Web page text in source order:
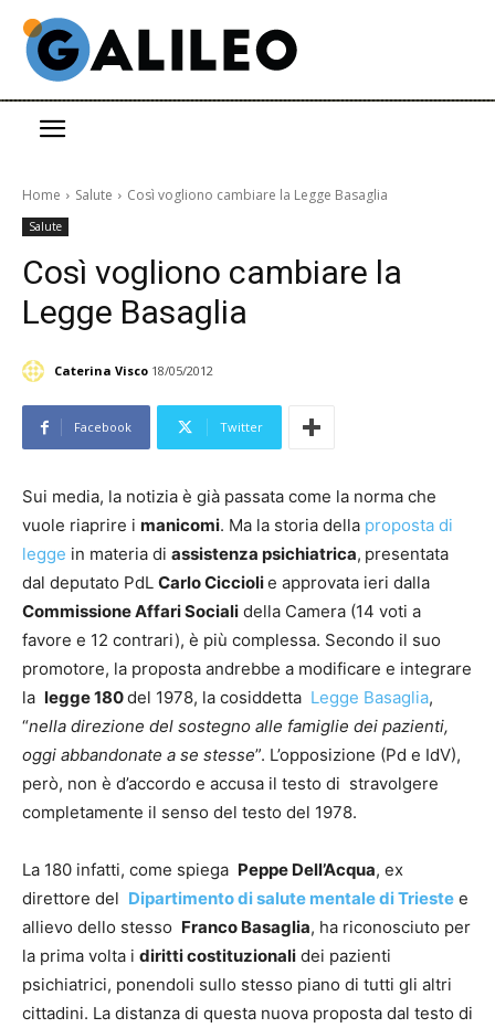
Home Salute Così vogliono cambiare la Legge Basaglia
Salute
Così vogliono cambiare la
Legge Basaglia
Caterina Visco 18/05/2012
Facebook Twitter
Sui media, la notizia è già passata come la norma che
vuole riaprire i manicomi. Ma la storia della proposta di
legge in materia di assistenza psichiatrica, presentata
dal deputato PdL Carlo Cicciolie approvata ieri dalla
Commissione Affari Sociali della Camera (14 voti a
favore e 12 contrari), è più complessa. Secondo il suo
promotore, la proposta andrebbe a modificare e integrare
la legge 180del 1978, la cosiddetta Legge Basaglia,
“nella direzione del sostegno alle famiglie dei pazienti,
oggi abbandonate a se stesse”. L’opposizione (Pd e IdV),
però, non è d’accordo e accusa il testo di stravolgere
completamente il senso del testo del 1978.
La 180 infatti, come spiega Peppe Dell’Acqua, ex
direttore del Dipartimento di salute mentale di Trieste e
allievo dello stesso Franco Basaglia, ha riconosciuto per
la prima volta i diritti costituzionali dei pazienti
psichiatrici, ponendoli sullo stesso piano di tutti gli altri
cittadini. La distanza di questa nuova proposta dal testo di